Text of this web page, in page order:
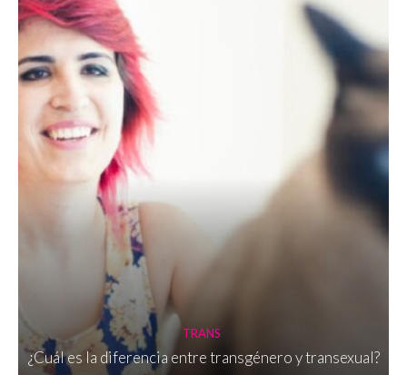
TRANS
¿Cuál es la diferencia entre transgénero y transexual?